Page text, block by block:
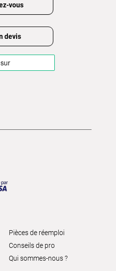
vous
devis
Pièces de réemploi
Conseils de pro
Qui sommes-nous ?